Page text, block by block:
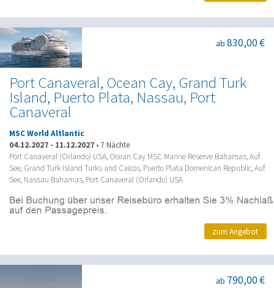
Port Canaveral, Ocean Cay, Grand Turk
Island, Puerto Plata, Nassau, Port
Canaveral
ab 830,00 €
MSC World Altlantic
04.12.2027 - 11.12.2027 • 7 Nächte
Port Canaveral (Orlando) USA, Ocean Cay MSC Marine Reserve Bahamas, Auf
See, Grand Turk Island Turks and Caicos, Puerto Plata Domenican Republic, Auf
See, Nassau Bahamas, Port Canaveral (Orlando) USA
zum Angebot
ab 790,00 €